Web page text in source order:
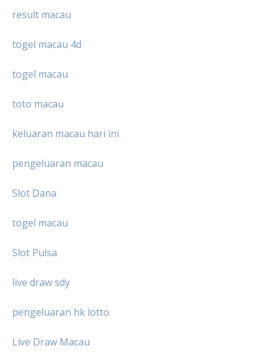
result macau
togel macau 4d
togel macau
toto macau
keluaran macau hari ini
pengeluaran macau
Slot Dana
togel macau
Slot Pulsa
live draw sdy
pengeluaran hk lotto
Live Draw Macau